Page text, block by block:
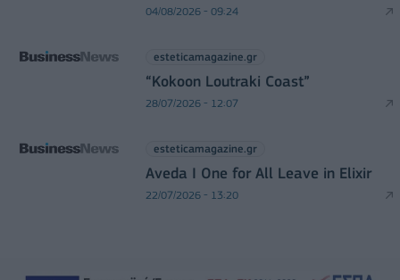
04/08/2026 - 09:24
esteticamagazine.gr
“Kokoon Loutraki Coast”
28/07/2026 - 12:07
esteticamagazine.gr
Aveda I One for All Leave in Elixir
22/07/2026 - 13:20